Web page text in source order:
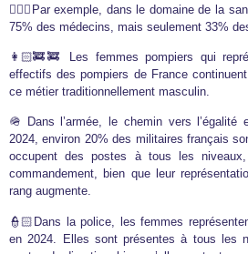
🧑🏽‍⚕️Par exemple, dans le domaine de la
75% des médecins, mais seulement 33%
👩🏻‍🚒🚒 Les femmes pompiers qui
effectifs des pompiers de France
ce métier traditionnellement masculin.
🪖 Dans l’armée, le chemin vers
2024, environ 20% des militaires français
occupent des postes à tous les
commandement, bien que leur
rang augmente.
👮🏻Dans la police, les femmes
en 2024. Elles sont présentes à tous les